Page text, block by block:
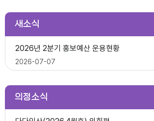
제278회 익산시의회 임시회 의사일정(안)
새소식
2026년 2분기 홍보예산 운용현황
2026-07-07
의정소식
다다익산(2025.12월호) 의회편
2025-12-03